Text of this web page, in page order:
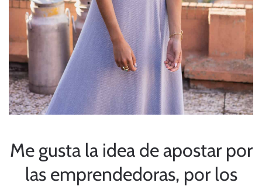
Me gusta la idea de apostar por
las emprendedoras, por los